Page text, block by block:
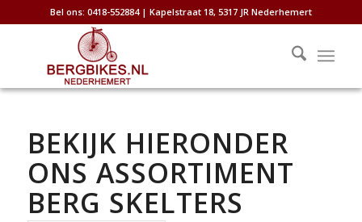
Bel ons: 0418-552884 | Kapelstraat 18, 5317 JR Nederhemert
BEKIJK HIERONDER
ONS ASSORTIMENT
BERG SKELTERS